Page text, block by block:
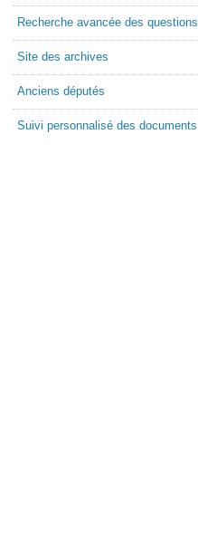
Recherche avancée des questions
Site des archives
Anciens députés
Suivi personnalisé des documents